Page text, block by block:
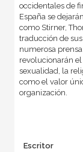
occidentales de
España se
como Stirner,
traducción de
numerosa
revolucionarán
sexualidad, la
como el valor
organización.
Escritor